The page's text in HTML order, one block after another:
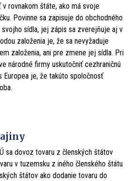
rovnakom štáte, ako má svoje
Povinne sa zapisuje do obchodného
sídla, jej zápis sa zverejňuje aj v
založenia je, že sa nevyžaduje
založenia, ani pre zmene jej sídla. Pri
národné firmy uskutočniť cezhraničnú
Europea je, že takúto spoločnosť
sa dovoz tovaru z členských štátov
v tuzemsku z iného členského štátu
štátov ako dodanie tovaru do